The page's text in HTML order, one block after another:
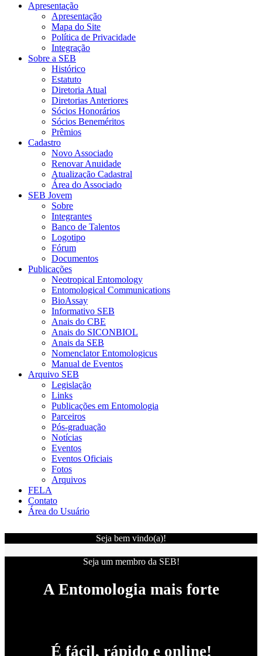
Apresentação
Apresentação
Mapa do Site
Política de Privacidade
Integração
Sobre a SEB
Histórico
Estatuto
Diretoria Atual
Diretorias Anteriores
Sócios Honorários
Sócios Beneméritos
Prêmios
Cadastro
Novo Associado
Renovar Anuidade
Atualização Cadastral
Área do Associado
SEB Jovem
Sobre
Integrantes
Banco de Talentos
Logotipo
Fórum
Documentos
Publicações
Neotropical Entomology
Entomological Communications
BioAssay
Informativo SEB
Anais do CBE
Anais do SICONBIOL
Anais da SEB
Nomenclator Entomologicus
Manual de Eventos
Arquivo SEB
Legislação
Links
Publicações em Entomologia
Parceiros
Pós-graduação
Notícias
Eventos
Eventos Oficiais
Fotos
Arquivos
FELA
Contato
Área do Usuário
Seja bem vindo(a)!
Seja um membro da SEB!
A Entomologia mais forte
É fácil, rápido e online!